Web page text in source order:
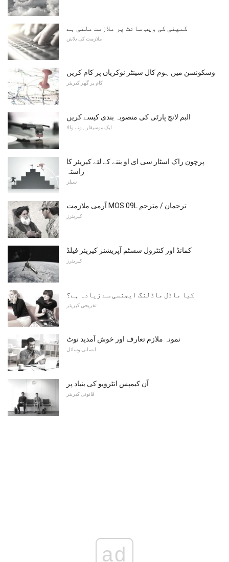
کمپنی کی ویب سائٹ پر ملازمت ملتی ہے
ملازمت کی تلاش
وسکونسن میں ہوم کال سینٹر نوکریاں پر کام کریں
کام پر گھر کیریئر
البم لانچ پارٹی کی منصوبہ بندی کیسے کریں
ایک موسیقار ہونے والا
پرچون راک اسٹار سی ای او بننے کے لئے کیریئر کا
راستہ
سیلز
آرمی ملازمت MOS 09L ترجمان / مترجم
کیریئرز
کمانڈ اور کنٹرول سسٹم آپریشنز کیریئر فیلڈ
کیریئرز
کیا ماڈل ماڈلنگ ایجنسی سے زیادہ ہے؟
تفریحی کیریئر
نمونہ ملازم تعارف اور خوش آمدید نوٹ
انسانی وسائل
آن کیمپس انٹرویو کی بنیاد پر
قانونی کیریئر
ad